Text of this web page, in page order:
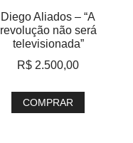
Diego Aliados – “A
revolução não será
televisionada”
R$ 2.500,00
COMPRAR